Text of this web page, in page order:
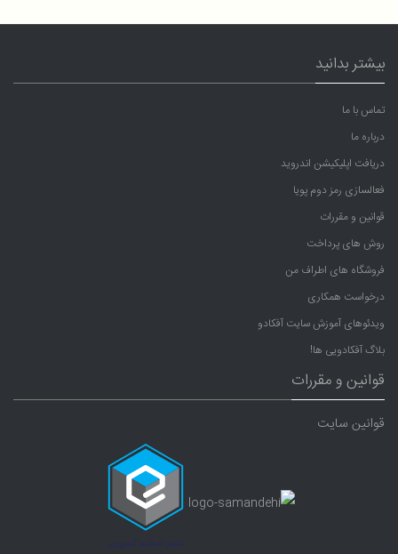
بیشتر بدانید
تماس با ما
درباره ما
دریافت اپلیکیشن اندروید
فعالسازی رمز دوم پویا
قوانین و مقررات
روش های پرداخت
فروشگاه های اطراف من
درخواست همکاری
ویدئوهای آموزش سایت آفکادو
بلاگ آفکادویی ها!
قوانین و مقررات
قوانین سایت